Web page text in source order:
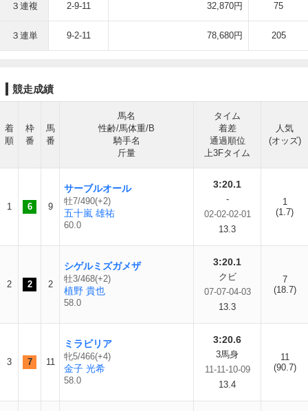
３連複 2-9-11 32,870円 75
３連単 9-2-11 78,680円 205
競走成績
着
順
枠
番
馬
番
馬名
性齢/馬体重/B
騎手名
斤量
タイム
着差
通過順位
上3Fタイム
人気
(オッズ)
1 6 9
サーブルオール
牡7/490(+2)
五十嵐 雄祐
60.0
3:20.1
-
02-02-02-01
13.3
1
(1.7)
2 2 2
シゲルミズガメザ
牡3/468(+2)
植野 貴也
58.0
3:20.1
クビ
07-07-04-03
13.3
7
(18.7)
3 7 11
ミラビリア
牝5/466(+4)
金子 光希
58.0
3:20.6
3馬身
11-11-10-09
13.4
11
(90.7)